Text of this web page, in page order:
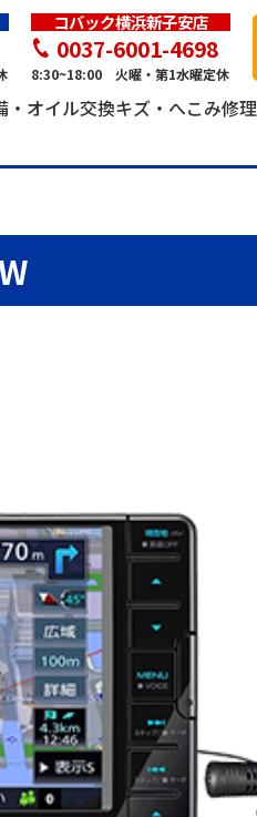
コバック横浜新子安店
0037-6001-4698
8:30~18:00 火曜・第1水曜定休
・オイル交換キズ・へこみ修理